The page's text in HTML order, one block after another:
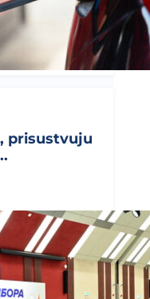
prisustvuju